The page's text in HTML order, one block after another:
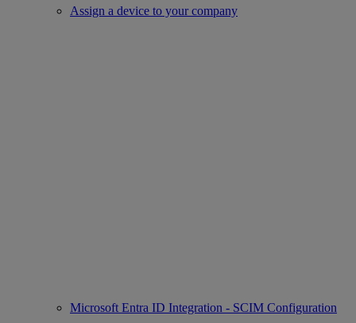
Assign a device to your company
Microsoft Entra ID Integration - SCIM Configuration